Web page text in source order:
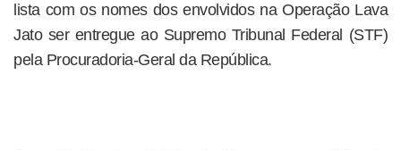
lista com os nomes dos envolvidos na Operação Lava
Jato ser entregue ao Supremo Tribunal Federal (STF)
pela Procuradoria-Geral da República.